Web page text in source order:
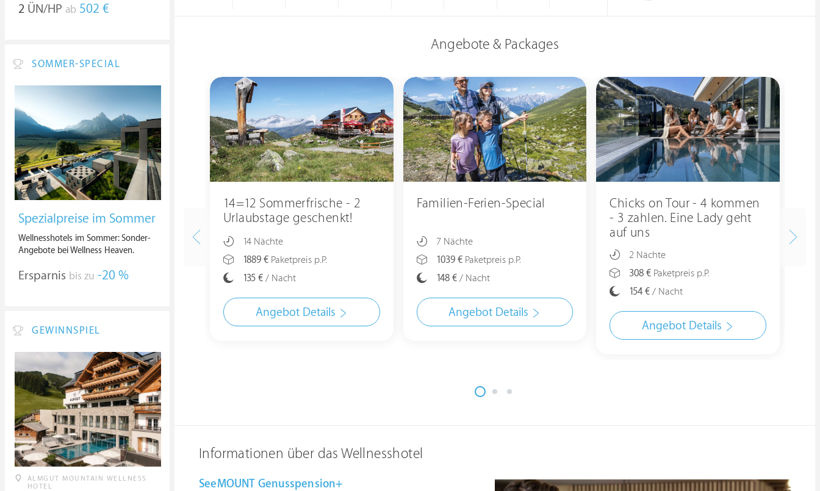
Angebote & Packages
14=12 Sommerfrische - 2
Urlaubstage geschenkt!
14 Nächte
1889 € Paketpreis p.P.
135 € / Nacht
Angebot Details
Familien-Ferien-Special
7 Nächte
1039 €Paketpreis p.P.
148 €/ Nacht
Angebot Details
Chicks on Tour - 4 kommen
- 3 zahlen. Eine Lady geht
auf uns
2 Nächte
308 € Paketpreis p.P.
154 € / Nacht
Angebot Details
Informationen über das Wellnesshotel
SeeMOUNT Genusspension+
2 ÜN/HP ab 502 €
SOMMER-SPECIAL
Spezialpreise im Sommer
Wellnesshotels im Sommer: Sonder-
Angebote bei Wellness Heaven.
Ersparnis bis zu -20 %
GEWINNSPIEL
ALMGUT MOUNTAIN WELLNESS
HOTEL